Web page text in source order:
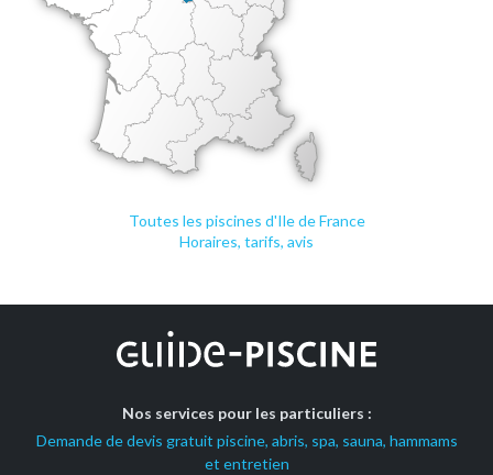
Toutes les piscines d'Ile de France
Horaires, tarifs, avis
Nos services pour les particuliers :
Demande de devis gratuit piscine, abris, spa, sauna, hammams
et entretien